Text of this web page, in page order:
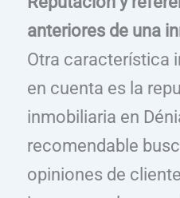
anteriores de una
Otra característica
en cuenta es la
inmobiliaria en
recomendable
opiniones de